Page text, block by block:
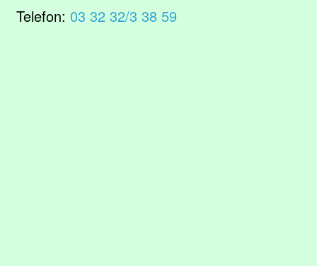
Telefon: 03 32 32/3 38 59